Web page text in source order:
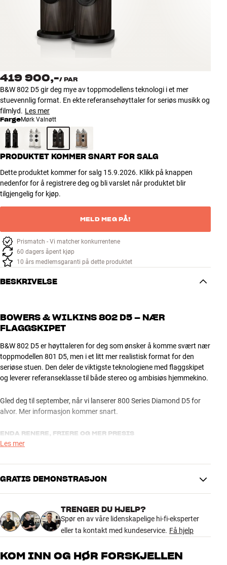
INSPIRASJON
NYHETER
TILBUD
Finn Butikk
Kundeservice
Logg inn
Kundeservice
Bygg med lyd
419 900,-/ PAR
B&W 802 D5 gir deg mye av toppmodellens teknologi i et mer
stuevennlig format. En ekte referansehøyttaler for seriøs musikk og
filmlyd. Les mer
FargeMørk Valnøtt
PRODUKTET KOMMER SNART FOR SALG
Dette produktet kommer for salg 15.9.2026. Klikk på knappen
nedenfor for å registrere deg og bli varslet når produktet blir
tilgjengelig for kjøp.
MELD MEG PÅ!
Prismatch - Vi matcher konkurrentene
60 dagers åpent kjøp
10 års medlemsgaranti på dette produktet
BESKRIVELSE
BOWERS & WILKINS 802 D5 – NÆR
FLAGGSKIPET
B&W 802 D5 er høyttaleren for deg som ønsker å komme svært nær
toppmodellen 801 D5, men i et litt mer realistisk format for den
seriøse stuen. Den deler de viktigste teknologiene med flaggskipet
og leverer referanseklasse til både stereo og ambisiøs hjemmekino.
Gled deg til september, når vi lanserer 800 Series Diamond D5 for
alvor. Mer informasjon kommer snart.
ENDA RENERE, FRIERE OG MER PRESIS
I D5-generasjonen er kabinettet foredlet med oppgradert Matrix-
optimalisert for enda lavere forvrengning og en mer avslørende
gjengivelse.
Resultatet er en gulvhøyttaler med enorm oppløsning, presist
stereoperspektiv og en bass som både går dypt og holder full
kontroll. En stor høyttaler, men også en av de mest opplagte
Les mer
GRATIS DEMONSTRASJON
TRENGER DU HJELP?
Spør en av våre lidenskapelige hi-fi-eksperter
eller ta kontakt med kundeservice. Få hjelp
KOM INN OG HØR FORSKJELLEN